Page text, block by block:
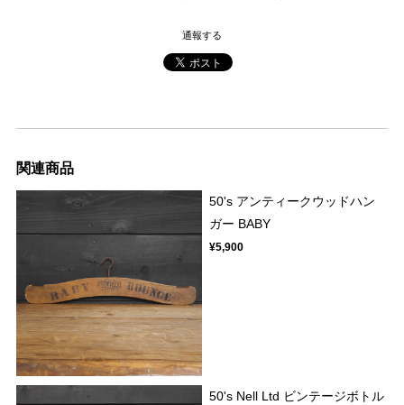
通報する
関連商品
50's アンティークウッドハン
ガー BABY
¥5,900
50's Nell Ltd ビンテージボトル